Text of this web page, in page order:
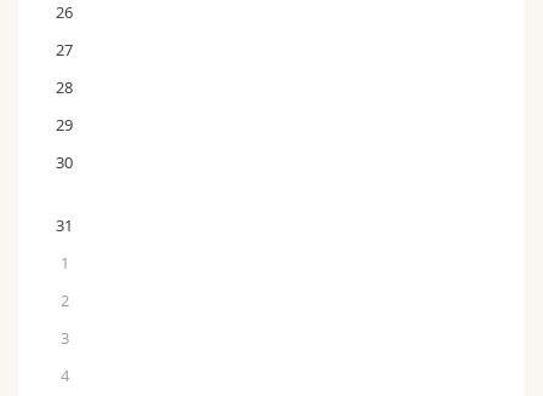
26
27
28
29
30
31
1
2
3
4